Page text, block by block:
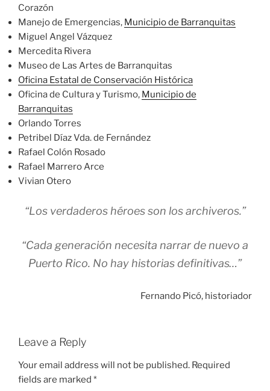
Corazón
Manejo de Emergencias, Municipio de Barranquitas
Miguel Angel Vázquez
Mercedita Rivera
Museo de Las Artes de Barranquitas
Oficina Estatal de Conservación Histórica
Oficina de Cultura y Turismo, Municipio de
Barranquitas
Orlando Torres
Petribel Díaz Vda. de Fernández
Rafael Colón Rosado
Rafael Marrero Arce
Vivian Otero
“Los verdaderos héroes son los archiveros.”
“Cada generación necesita narrar de nuevo a
Puerto Rico. No hay historias definitivas…”
Fernando Picó, historiador
Leave a Reply
Your email address will not be published. Required
fields are marked *